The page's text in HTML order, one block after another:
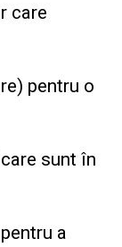
care
pentru o
sunt în
a